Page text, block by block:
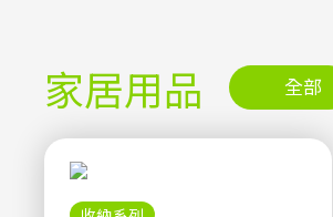
家居用品 全部